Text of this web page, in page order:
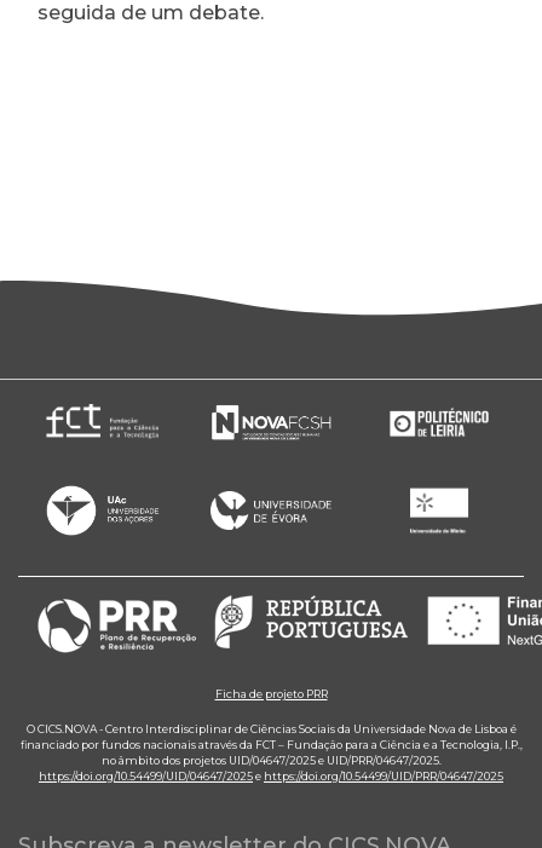
seguida de um debate.
Ficha de projeto PRR
O CICS.NOVA - Centro Interdisciplinar de Ciências Sociais da Universidade Nova de Lisboa é
financiado por fundos nacionais através da FCT – Fundação para a Ciência e a Tecnologia, I.P.,
no âmbito dos projetos UID/04647/2025 e UID/PRR/04647/2025.
https://doi.org/10.54499/UID/04647/2025e https://doi.org/10.54499/UID/PRR/04647/2025